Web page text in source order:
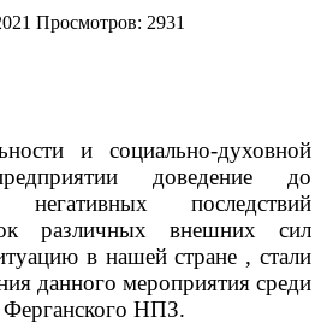
Просмотров: 2931
и социально-духовной
доведение до
последствий
различных внешних сил
в нашей стране , стали
данного мероприятия среди
НПЗ.